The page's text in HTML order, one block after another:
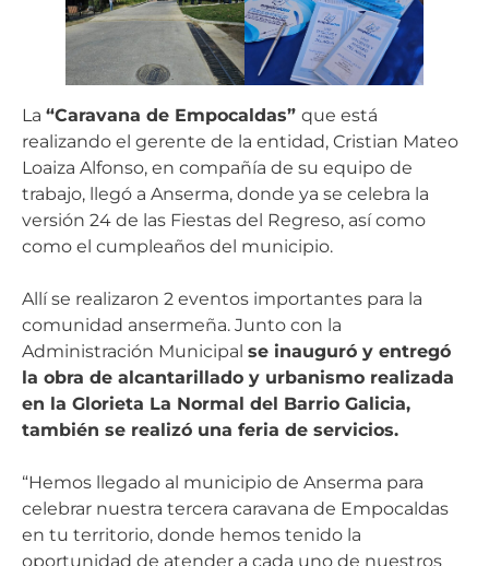
La “Caravana de Empocaldas” que está
realizando el gerente de la entidad, Cristian Mateo
Loaiza Alfonso, en compañía de su equipo de
trabajo, llegó a Anserma, donde ya se celebra la
versión 24 de las Fiestas del Regreso, así como
como el cumpleaños del municipio.
Allí se realizaron 2 eventos importantes para la
comunidad ansermeña. Junto con la
Administración Municipal se inauguró y entregó
la obra de alcantarillado y urbanismo realizada
en la Glorieta La Normal del Barrio Galicia,
también se realizó una feria de servicios.
“Hemos llegado al municipio de Anserma para
celebrar nuestra tercera caravana de Empocaldas
en tu territorio, donde hemos tenido la
oportunidad de atender a cada uno de nuestros